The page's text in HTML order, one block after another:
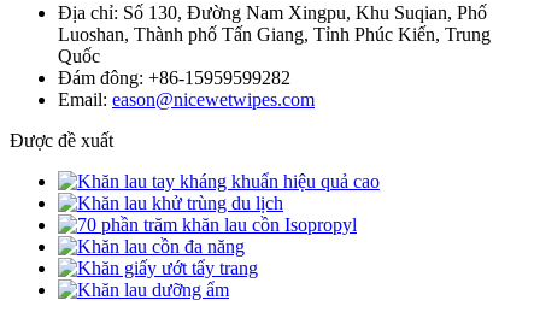
Địa chỉ: Số 130, Đường Nam Xingpu, Khu Suqian, Phố
Luoshan, Thành phố Tấn Giang, Tỉnh Phúc Kiến, Trung
Quốc
Đám đông: +86-15959599282
Email: eason@nicewetwipes.com
Được đề xuất